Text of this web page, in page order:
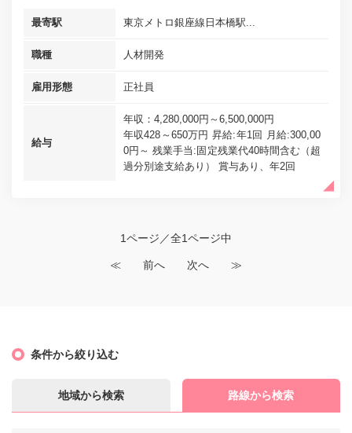
最寄駅 東京メトロ銀座線日本橋駅...
職種 人材開発
雇用形態 正社員
給与
年収：4,280,000円～6,500,000円
年収428～650万円 昇給:年1回 月給:300,00
0円～ 残業手当:固定残業代40時間含む（超
過分別途支給あり） 賞与あり、年2回
1ページ／全1ページ中
≪ 前へ 次へ ≫
条件から絞り込む
地域から検索 路線から検索